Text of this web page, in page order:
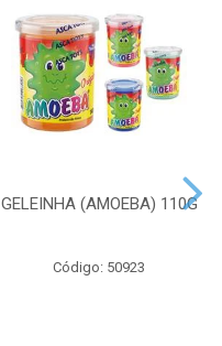
GELEINHA (AMOEBA) 110G
Código: 50923